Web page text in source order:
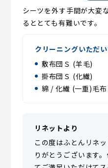
シーツを外す手間が大変
るととても有難いです。
クリーニングいただ
敷布団Ｓ (羊毛)
掛布団Ｓ (化繊)
綿 / 化繊 (一重)毛布
リネットより
この度はふとんリネ
りがとうございます